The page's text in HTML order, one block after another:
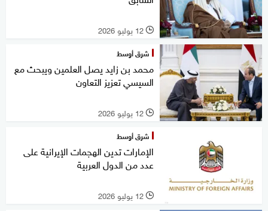
l 12 يوليو 2026
شرق أوسط
محمد بن زايد يصل العلمين ويبحث مع
السيسي تعزيز التعاون
l 12 يوليو 2026
شرق أوسط
الإمارات تدين الهجمات الإيرانية على
عدد من الدول العربية
l 12 يوليو 2026